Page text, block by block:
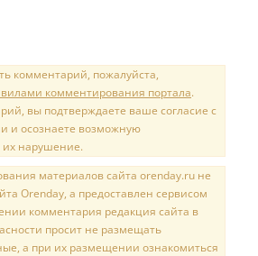
комментарий, пожалуйста,
комментирования портала.
вы подтверждаете ваше согласие с
и осознаете возможную
их нарушение.
материалов сайта orenday.ru не
Orenday, а предоставлен сервисом
комментария редакция сайта в
просит не размещать
а при их размещении ознакомиться